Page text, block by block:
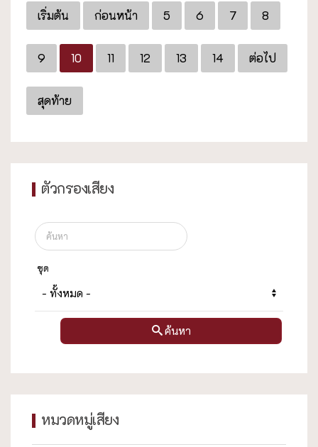
เริ่มต้น ก่อนหน้า 5 6 7 8
9 10 11 12 13 14 ต่อไป
สุดท้าย
ตัวกรองเสียง
ชุด
ค้นหา
หมวดหมู่เสียง